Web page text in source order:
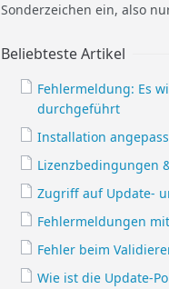
Sonderzeichen ein, also
Beliebteste Artikel
Fehlermeldung: Es
durchgeführt
Installation
Lizenzbedingungen
Zugriff auf Update-
Fehlermeldungen
Fehler beim
Wie ist die Update-